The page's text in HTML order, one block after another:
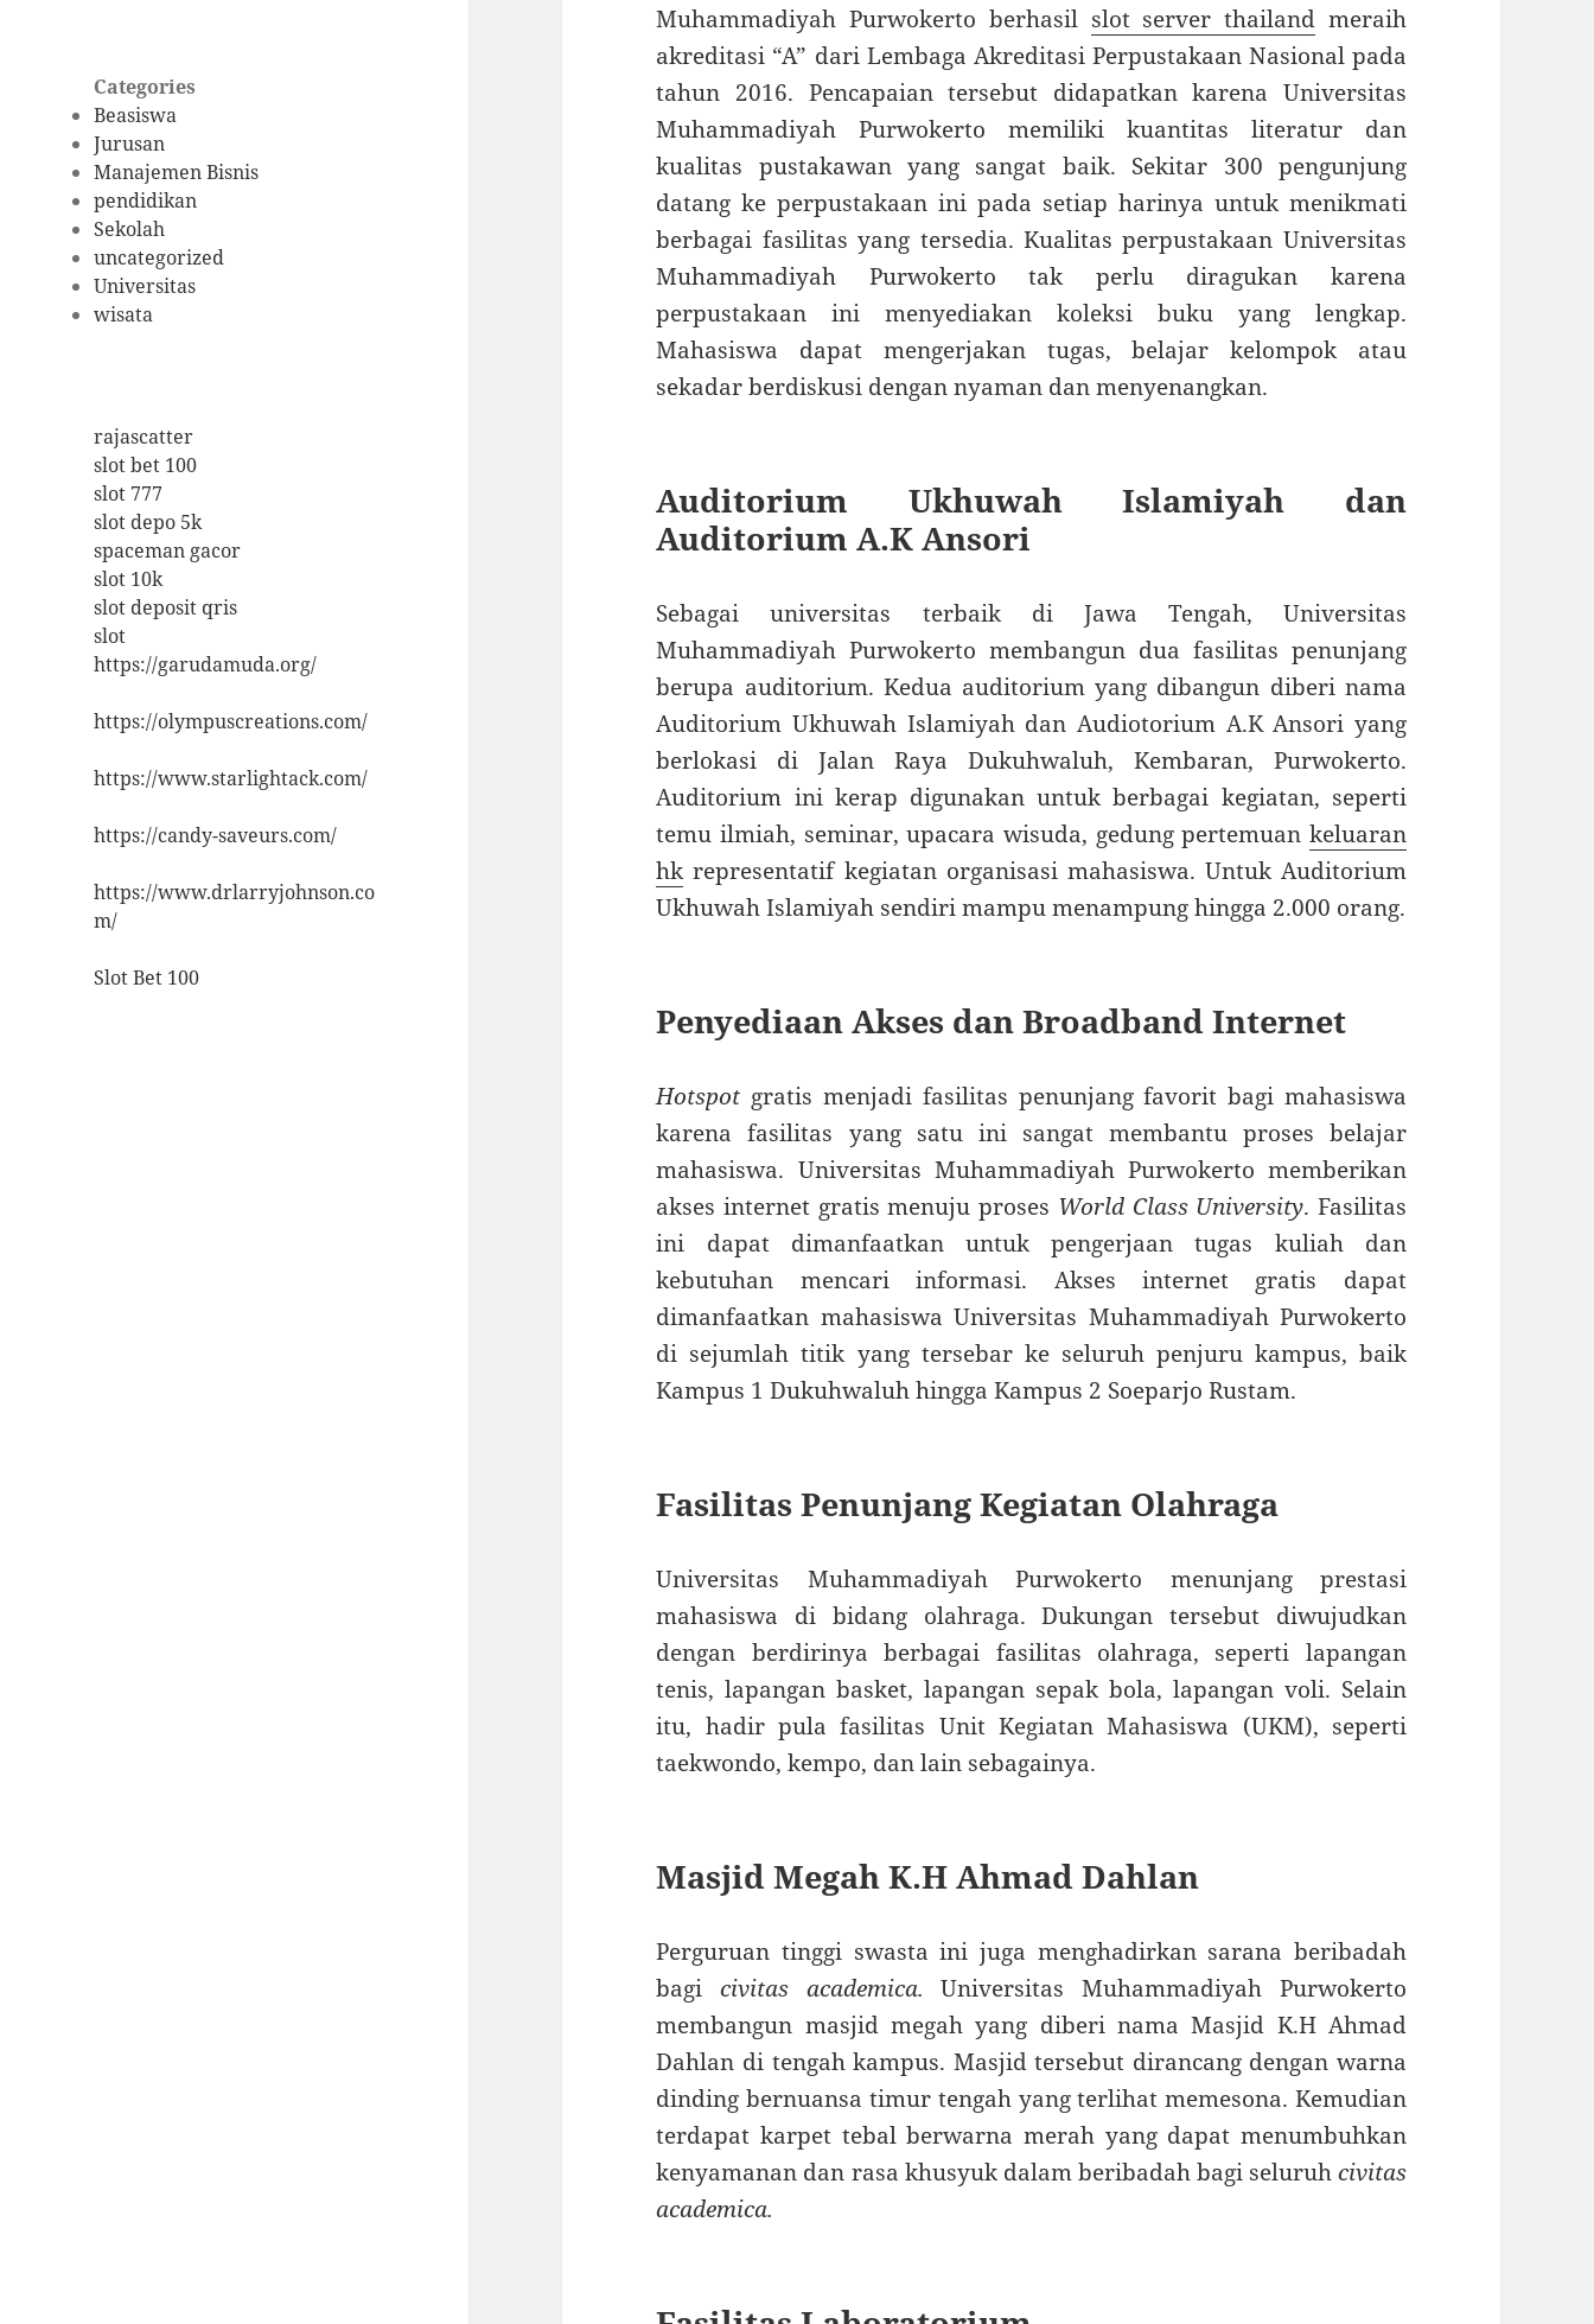
Categories
Beasiswa
Jurusan
Manajemen Bisnis
pendidikan
Sekolah
uncategorized
Universitas
wisata
rajascatter
slot bet 100
slot 777
slot depo 5k
spaceman gacor
slot 10k
slot deposit qris
slot
https://garudamuda.org/
https://olympuscreations.com/
https://www.starlightack.com/
https://candy-saveurs.com/
https://www.drlarryjohnson.co
m/
Slot Bet 100
Muhammadiyah Purwokerto berhasil slot server thailand meraih
akreditasi “A” dari Lembaga Akreditasi Perpustakaan Nasional pada
tahun 2016. Pencapaian tersebut didapatkan karena Universitas
Muhammadiyah Purwokerto memiliki kuantitas literatur dan
kualitas pustakawan yang sangat baik. Sekitar 300 pengunjung
datang ke perpustakaan ini pada setiap harinya untuk menikmati
berbagai fasilitas yang tersedia. Kualitas perpustakaan Universitas
Muhammadiyah Purwokerto tak perlu diragukan karena
perpustakaan ini menyediakan koleksi buku yang lengkap.
Mahasiswa dapat mengerjakan tugas, belajar kelompok atau
sekadar berdiskusi dengan nyaman dan menyenangkan.
Auditorium Ukhuwah Islamiyah dan
Auditorium A.K Ansori
Sebagai universitas terbaik di Jawa Tengah, Universitas
Muhammadiyah Purwokerto membangun dua fasilitas penunjang
berupa auditorium. Kedua auditorium yang dibangun diberi nama
Auditorium Ukhuwah Islamiyah dan Audiotorium A.K Ansori yang
berlokasi di Jalan Raya Dukuhwaluh, Kembaran, Purwokerto.
Auditorium ini kerap digunakan untuk berbagai kegiatan, seperti
temu ilmiah, seminar, upacara wisuda, gedung pertemuan keluaran
hk representatif kegiatan organisasi mahasiswa. Untuk Auditorium
Ukhuwah Islamiyah sendiri mampu menampung hingga 2.000 orang.
Penyediaan Akses dan Broadband Internet
Hotspot gratis menjadi fasilitas penunjang favorit bagi mahasiswa
karena fasilitas yang satu ini sangat membantu proses belajar
mahasiswa. Universitas Muhammadiyah Purwokerto memberikan
akses internet gratis menuju proses World Class University. Fasilitas
ini dapat dimanfaatkan untuk pengerjaan tugas kuliah dan
kebutuhan mencari informasi. Akses internet gratis dapat
dimanfaatkan mahasiswa Universitas Muhammadiyah Purwokerto
di sejumlah titik yang tersebar ke seluruh penjuru kampus, baik
Kampus 1 Dukuhwaluh hingga Kampus 2 Soeparjo Rustam.
Fasilitas Penunjang Kegiatan Olahraga
Universitas Muhammadiyah Purwokerto menunjang prestasi
mahasiswa di bidang olahraga. Dukungan tersebut diwujudkan
dengan berdirinya berbagai fasilitas olahraga, seperti lapangan
tenis, lapangan basket, lapangan sepak bola, lapangan voli. Selain
itu, hadir pula fasilitas Unit Kegiatan Mahasiswa (UKM), seperti
taekwondo, kempo, dan lain sebagainya.
Masjid Megah K.H Ahmad Dahlan
Perguruan tinggi swasta ini juga menghadirkan sarana beribadah
bagicivitas academica.Universitas Muhammadiyah Purwokerto
membangun masjid megah yang diberi nama Masjid K.H Ahmad
Dahlan di tengah kampus. Masjid tersebut dirancang dengan warna
dinding bernuansa timur tengah yang terlihat memesona. Kemudian
terdapat karpet tebal berwarna merah yang dapat menumbuhkan
kenyamanan dan rasa khusyuk dalam beribadah bagi seluruhcivitas
academica.